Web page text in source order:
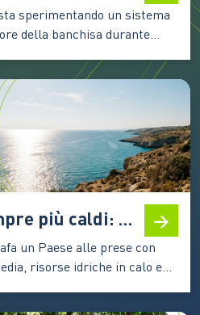
sperimentando un sistema
della banchisa durante
su larga scala
marino artico è una delle
sistema climatico. La sua
una…
Mari italiani sempre più caldi: nel 2025 secondo valore più alto dal 1982
un Paese alle prese con
risorse idriche in calo e